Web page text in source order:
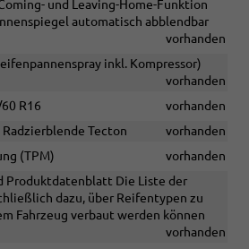
und Leaving-Home-Funktion
automatisch abblendbar
vorhanden
inkl. Kompressor)
vorhanden
R16
vorhanden
Tecton
vorhanden
(TPM)
vorhanden
Produktdatenblatt Die Liste der
dazu, über Reifentypen zu
Fahrzeug verbaut werden können
vorhanden